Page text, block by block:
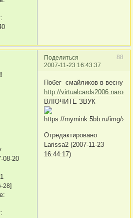
Поделиться
88
2007-11-23 16:43:37
08-20
28]
Побег смайликов в весну
http://
ВЛЮЧИТЕ ЗВУК
Отредактировано
Larissa2 (2007-11-23
16:44:17)